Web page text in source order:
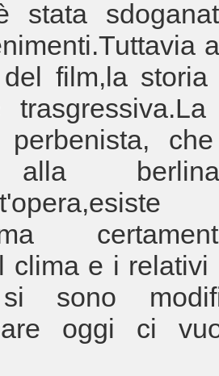
stata
film,la storia
alla
clima e i relativi
sono
oggi ci